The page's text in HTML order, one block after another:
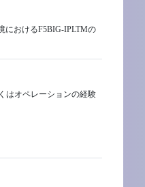
におけるF5BIG-IPLTMの
はオペレーションの経験